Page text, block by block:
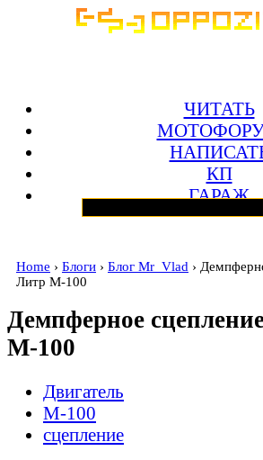
ЧИТАТЬ
КП
ГАРАЖ
Home › Блоги › Блог Mr_Vlad ›
Литр М-100
Демпферное
М-100
Двигатель
М-100
сцепление